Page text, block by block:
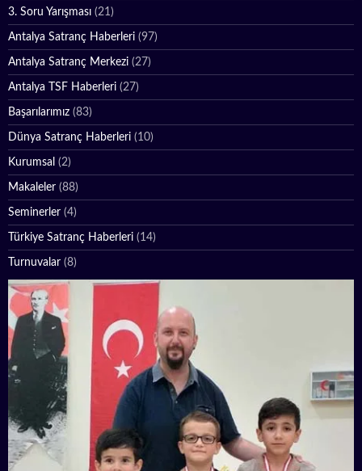
3. Soru Yarışması (21)
Antalya Satranç Haberleri (97)
Antalya Satranç Merkezi (27)
Antalya TSF Haberleri (27)
Başarılarımız (83)
Dünya Satranç Haberleri (10)
Kurumsal (2)
Makaleler (88)
Seminerler (4)
Türkiye Satranç Haberleri (14)
Turnuvalar (8)